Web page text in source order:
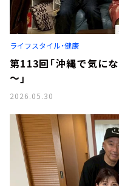
ライフスタイル・健康
第113回「沖縄で気に
～」
2026.05.30